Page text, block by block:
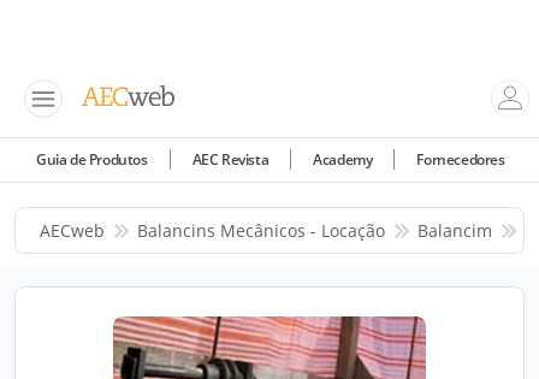
Guia de Produtos AEC Revista Academy Fornecedores
AECweb Balancins Mecânicos - Locação Balancim